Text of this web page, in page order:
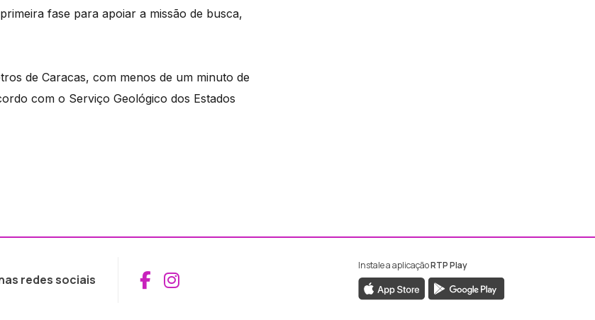
fase para apoiar a missão de busca,
de Caracas, com menos de um minuto de
com o Serviço Geológico dos Estados
redes sociais Aceder ao Facebook da RTP Madeira
Aceder ao Instagram da RTP Madeira
Instale a aplicaçãoRTP Play